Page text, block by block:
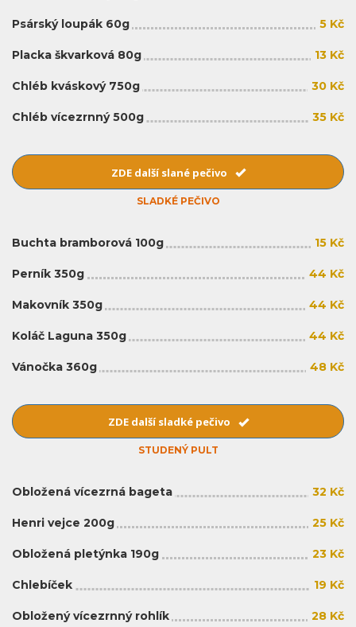
Psárský loupák 60g 5 Kč
Placka škvarková 80g 13 Kč
Chléb kváskový 750g 30 Kč
Chléb vícezrnný 500g 35 Kč
ZDE další slané pečivo
SLADKÉ PEČIVO
Buchta bramborová 100g 15 Kč
Perník 350g 44 Kč
Makovník 350g 44 Kč
Koláč Laguna 350g 44 Kč
Vánočka 360g 48 Kč
ZDE další sladké pečivo
STUDENÝ PULT
Obložená vícezrná bageta 32 Kč
Henri vejce 200g 25 Kč
Obložená pletýnka 190g 23 Kč
Chlebíček 19 Kč
Obložený vícezrnný rohlík 28 Kč